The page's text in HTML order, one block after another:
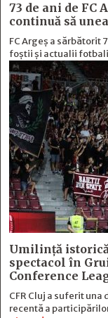
73 de ani de FC
continuă să
FC Argeș a sărbătorit
foștii și actualii
Umilință istorică
spectacol în
Conference
CFR Cluj a suferit
recentă a